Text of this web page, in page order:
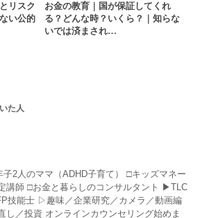
リスク
い公的
お金の教育｜国が保証してくれ
る？どんな時？いくら？｜知らな
いでは済まされ…
た人
子2人のママ（ADHD子育て） □キッズマネー
講師 □お金と暮らしのコンサルタント ▶︎TLC
技能士 ▷趣味／企業研究／カメラ／動画編
し／投資 オンラインカウンセリング始めま